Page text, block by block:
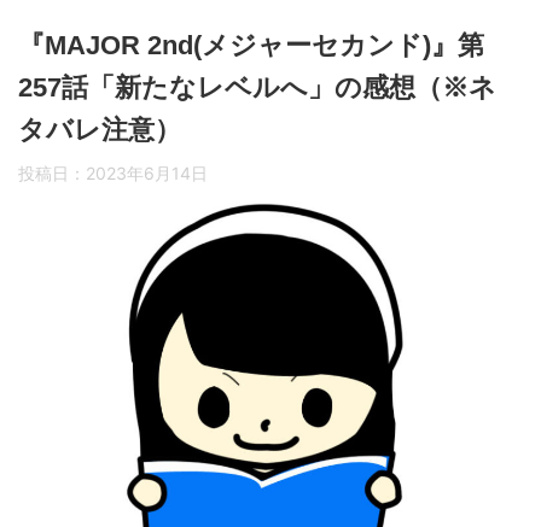
『MAJOR 2nd(メジャーセカンド)』第
257話「新たなレベルへ」の感想（※ネ
タバレ注意）
投稿日： 2023年6月14日